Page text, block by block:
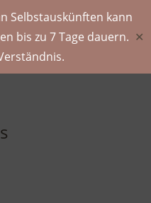
Selbstauskünften kann
bis zu 7 Tage dauern. ✕